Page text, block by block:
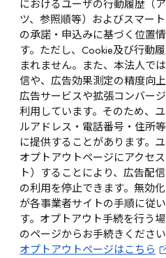
におけるユーザの行動履歴（
ツ、参照順等）およびスマー
の承諾・申込みに基づく位置
す。ただし、Cookie及び行動
まれません。また、本法人で
信や、広告効果測定の精度向
広告サービスや拡張コンバー
利用しています。そのため、
ルアドレス・電話番号・住所
に提供することがあります。
オプトアウトページにアクセ
ト）することにより、広告配
の利用を停止できます。無効
が各事業者サイトの手順に従
す。オプトアウト手続を行う
のページからお手続きください
オプトアウトページはこちら